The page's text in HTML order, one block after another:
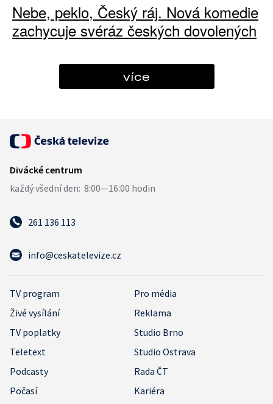
Nebe, peklo, Český ráj. Nová komedie
zachycuje svéráz českých dovolených
více
261 136 113
info@ceskatelevize.cz
TV program
Pro média
Živé vysílání
Reklama
TV poplatky
Studio Brno
Teletext
Studio Ostrava
Podcasty
Rada ČT
Počasí
Kariéra